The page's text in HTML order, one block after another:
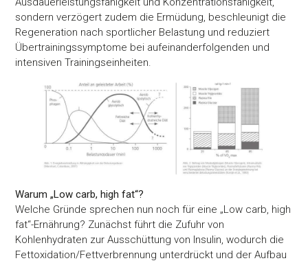
sondern verzögert zudem die Ermüdung, beschleunigt die
Regeneration nach sportlicher Belastung und reduziert
Übertrainingssymptome bei aufeinanderfolgenden und
intensiven Trainingseinheiten.
Warum „Low carb, high fat“?
Welche Gründe sprechen nun noch für eine „Low carb, high
fat“-Ernährung? Zunächst führt die Zufuhr von
Kohlenhydraten zur Ausschüttung von Insulin, wodurch die
Fettoxidation/Fettverbrennung unterdrückt und der Aufbau